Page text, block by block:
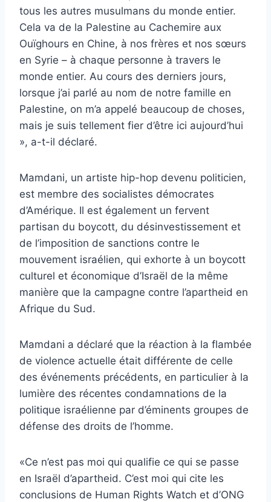
tous les autres musulmans du monde entier.
Cela va de la Palestine au Cachemire aux
Ouïghours en Chine, à nos frères et nos sœurs
en Syrie – à chaque personne à travers le
monde entier. Au cours des derniers jours,
lorsque j’ai parlé au nom de notre famille en
Palestine, on m’a appelé beaucoup de choses,
mais je suis tellement fier d’être ici aujourd’hui
», a-t-il déclaré.
Mamdani, un artiste hip-hop devenu politicien,
est membre des socialistes démocrates
d’Amérique. Il est également un fervent
partisan du boycott, du désinvestissement et
de l’imposition de sanctions contre le
mouvement israélien, qui exhorte à un boycott
culturel et économique d’Israël de la même
manière que la campagne contre l’apartheid en
Afrique du Sud.
Mamdani a déclaré que la réaction à la flambée
de violence actuelle était différente de celle
des événements précédents, en particulier à la
lumière des récentes condamnations de la
politique israélienne par d’éminents groupes de
défense des droits de l’homme.
«Ce n’est pas moi qui qualifie ce qui se passe
en Israël d’apartheid. C’est moi qui cite les
conclusions de Human Rights Watch et d’ONG